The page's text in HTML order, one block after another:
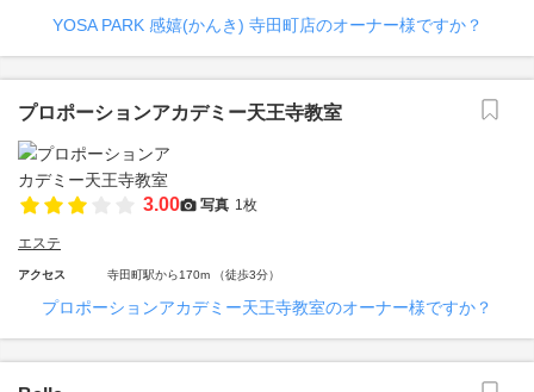
YOSA PARK 感嬉(かんき) 寺田町店のオーナー様ですか？
プロポーションアカデミー天王寺教室
3.00 写真 1枚
エステ
アクセス 寺田町駅から170m （徒歩3分）
プロポーションアカデミー天王寺教室のオーナー様ですか？